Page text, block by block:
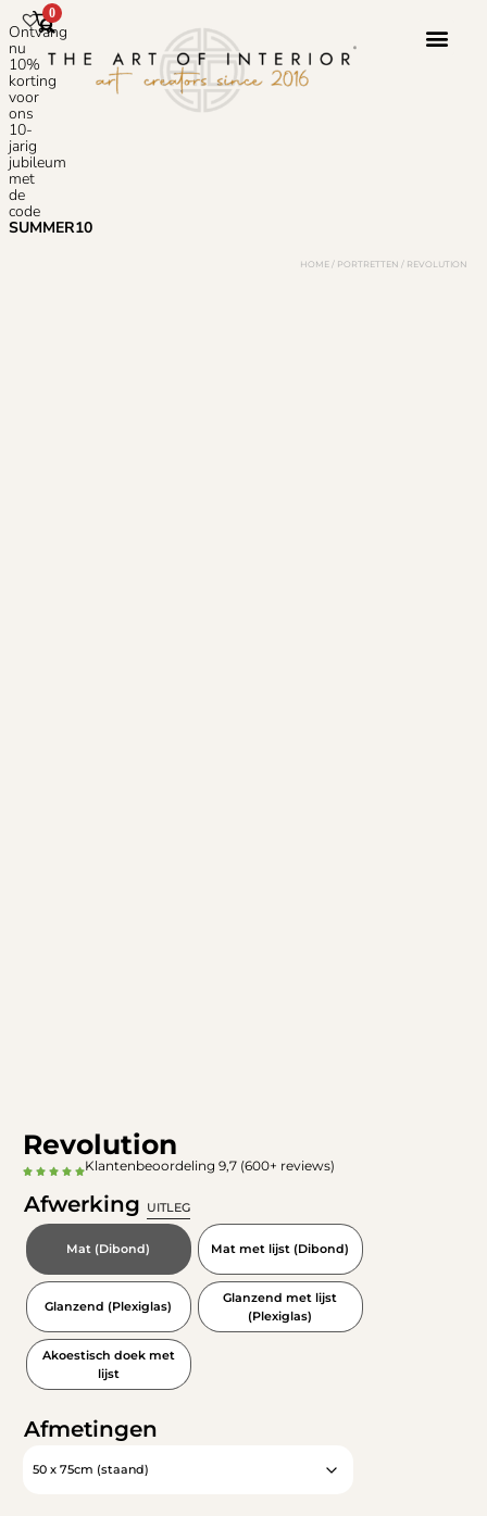
Ontvang
nu
10%
korting
voor
ons
10-
jarig
jubileum
met
de
code
SUMMER10
0
HOME / PORTRETTEN / REVOLUTION
Revolution
Klantenbeoordeling 9,7 (600+ reviews)
Afwerking UITLEG
Mat (Dibond) Mat met lijst (Dibond)
Glanzend (Plexiglas)
Glanzend met lijst
(Plexiglas)
Akoestisch doek met
lijst
Afmetingen